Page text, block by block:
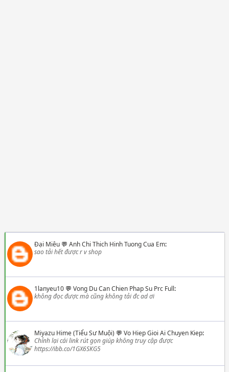
Đại Miêu💬 Anh Chi Thich Hinh Tuong Cua Em:
sao tải hết được r v shop
1lanyeu10💬 Vong Du Can Chien Phap Su Prc Full:
không đọc được mà cũng không tải đc ad ơi
Miyazu Hime (Tiểu Sư Muội) 💬 Vo Hiep Gioi Ai Chuyen Kiep:
Chỉnh lại cái link rút gọn giúp không truy cập được
https://ibb.co/1GX6SKG5